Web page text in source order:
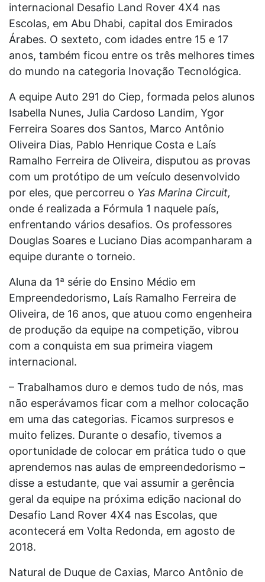
internacional Desafio Land Rover 4X4 nas
Escolas, em Abu Dhabi, capital dos Emirados
Árabes. O sexteto, com idades entre 15 e 17
anos, também ficou entre os três melhores times
do mundo na categoria Inovação Tecnológica.
A equipe Auto 291 do Ciep, formada pelos alunos
Isabella Nunes, Julia Cardoso Landim, Ygor
Ferreira Soares dos Santos, Marco Antônio
Oliveira Dias, Pablo Henrique Costa e Laís
Ramalho Ferreira de Oliveira, disputou as provas
com um protótipo de um veículo desenvolvido
por eles, que percorreu o Yas Marina Circuit,
onde é realizada a Fórmula 1 naquele país,
enfrentando vários desafios. Os professores
Douglas Soares e Luciano Dias acompanharam a
equipe durante o torneio.
Aluna da 1ª série do Ensino Médio em
Empreendedorismo, Laís Ramalho Ferreira de
Oliveira, de 16 anos, que atuou como engenheira
de produção da equipe na competição, vibrou
com a conquista em sua primeira viagem
internacional.
– Trabalhamos duro e demos tudo de nós, mas
não esperávamos ficar com a melhor colocação
em uma das categorias. Ficamos surpresos e
muito felizes. Durante o desafio, tivemos a
oportunidade de colocar em prática tudo o que
aprendemos nas aulas de empreendedorismo –
disse a estudante, que vai assumir a gerência
geral da equipe na próxima edição nacional do
Desafio Land Rover 4X4 nas Escolas, que
acontecerá em Volta Redonda, em agosto de
2018.
Natural de Duque de Caxias, Marco Antônio de